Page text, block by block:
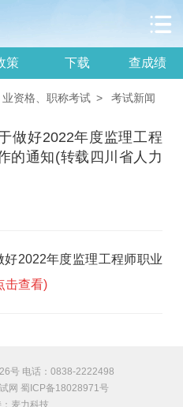
策 下载 查成绩
资格、职称考试 > 考试新闻
做好2022年度监理工程
的通知(转载四川省人力
2022年度监理工程师职业
击查看)
号 电话：0838-2222498
网 蜀ICP备18028971号
麦力科技